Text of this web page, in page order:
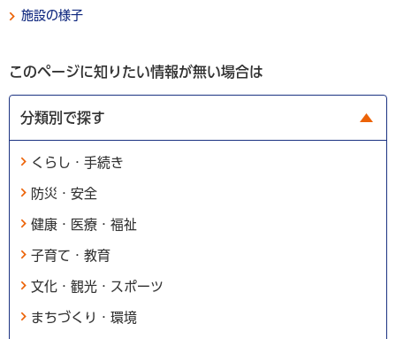
施設の様子
このページに知りたい情報が無い場合は
分類別で探す
くらし・手続き
防災・安全
健康・医療・福祉
子育て・教育
文化・観光・スポーツ
まちづくり・環境